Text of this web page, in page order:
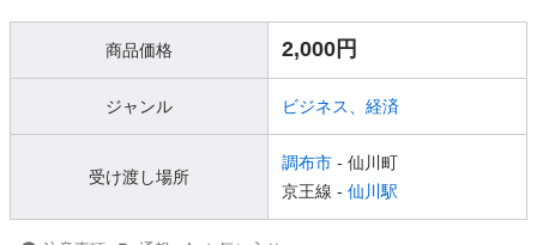
商品価格 2,000円
ジャンル ビジネス、経済
受け渡し場所
調布市 - 仙川町
京王線 - 仙川駅